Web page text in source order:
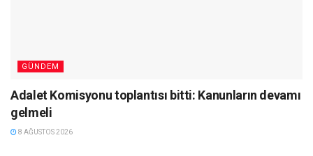
GÜNDEM
Adalet Komisyonu toplantısı bitti: Kanunların devamı
gelmeli
8 AĞUSTOS 2026